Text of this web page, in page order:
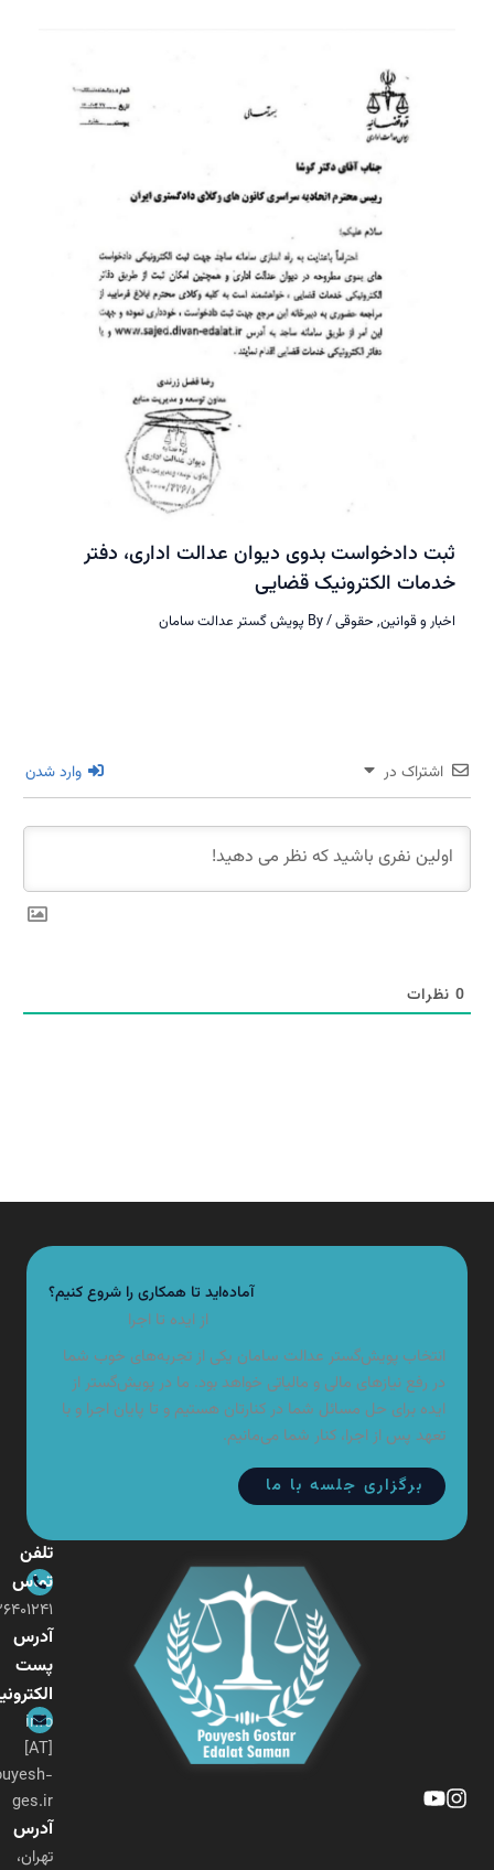
ثبت دادخواست بدوی دیوان عدالت اداری، دفتر
خدمات الکترونیک قضایی
اخبار و قوانین,حقوقی/ By پویش گستر عدالت سامان
اشتراک در وارد شدن
نظرات
آماده‌اید تا همکاری را شروع کنیم؟
از ایده تا اجرا
انتخاب پویش‌گستر عدالت سامان یکی از تجربه‌های خوب شما
در رفع نیازهای مالی و مالیاتی خواهد بود. ما در پویش‌گستر از
ایده برای حل مسائل شما در کنارتان هستیم و تا پایان اجرا و با
تعهد پس از اجرا، کنار شما می‌مانیم.
برگزاری جلسه با ما
تماس
۰۲۱-۲۶۴۰۱۲۴۱
آدرس
پست
الکترونیکی
pouyesh-
ges.ir
آدرس
تهران،